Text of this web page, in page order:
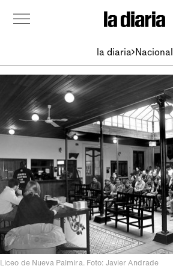
la diaria Nacional
Liceo de Nueva Palmira. Foto: Javier Andrade